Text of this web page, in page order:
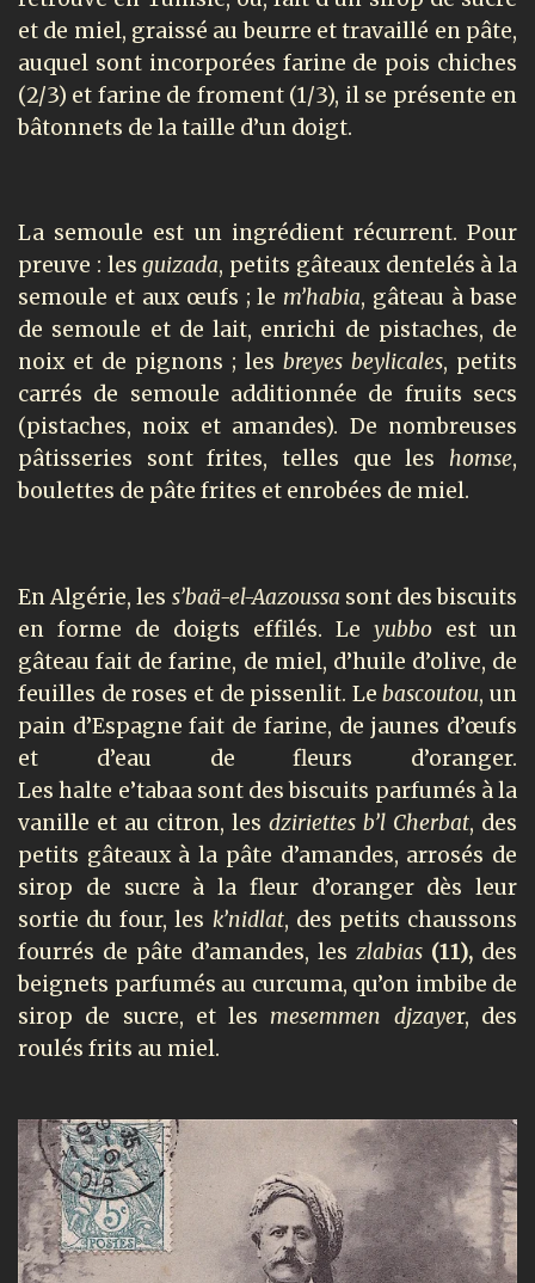
et de miel, graissé au beurre et travaillé en pâte,
auquel sont incorporées farine de pois chiches
(2/3) et farine de froment (1/3), il se présente en
bâtonnets de la taille d’un doigt.
La semoule est un ingrédient récurrent. Pour
preuve : lesguizada, petits gâteaux dentelés à la
semoule et aux œufs ; le m’habia, gâteau à base
de semoule et de lait, enrichi de pistaches, de
noix et de pignons ; les breyes beylicales, petits
carrés de semoule additionnée de fruits secs
(pistaches, noix et amandes). De nombreuses
pâtisseries sont frites, telles que les homse,
boulettes de pâte frites et enrobées de miel.
En Algérie, les s’baä-el-Aazoussa sont des biscuits
en forme de doigts effilés. Le yubbo est un
gâteau fait de farine, de miel, d’huile d’olive, de
feuilles de roses et de pissenlit. Lebascoutou, un
pain d’Espagne fait de farine, de jaunes d’œufs
et d’eau de fleurs d’oranger.
Les halte e’tabaa sont des biscuits parfumés à la
vanille et au citron, les dziriettes b’l Cherbat, des
petits gâteaux à la pâte d’amandes, arrosés de
sirop de sucre à la fleur d’oranger dès leur
sortie du four, les k’nidlat, des petits chaussons
fourrés de pâte d’amandes, les zlabias (11), des
beignets parfumés au curcuma, qu’on imbibe de
sirop de sucre, et les mesemmen djzayer, des
roulés frits au miel.